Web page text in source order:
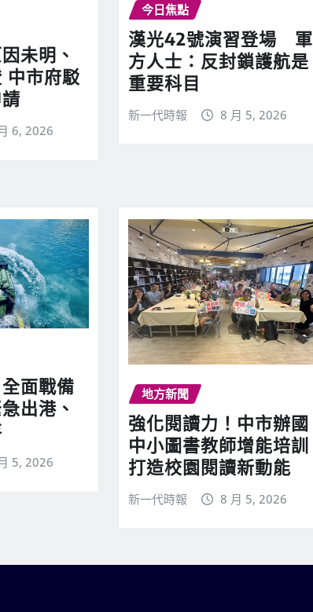
未明、
中市府駁
6, 2026
今日焦點
漢光42號演習登場 軍
方人士：反封鎖護航是
重要科目
新一代時報 8 月 5, 2026
面戰備
出港、
5, 2026
地方新聞
強化閱讀力！中市辦國
中小圖書教師增能培訓
打造校園閱讀新動能
新一代時報 8 月 5, 2026